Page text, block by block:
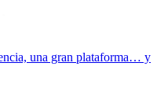
una gran plataforma… y